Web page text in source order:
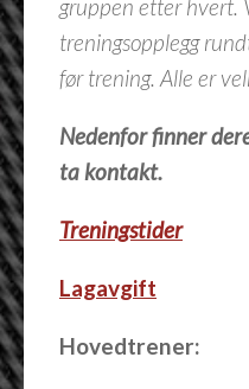
gruppen etter hvert.
treningsopplegg
før trening. Alle er
Nedenfor finner
ta kontakt.
Treningstider
Lagavgift
Hovedtrener: